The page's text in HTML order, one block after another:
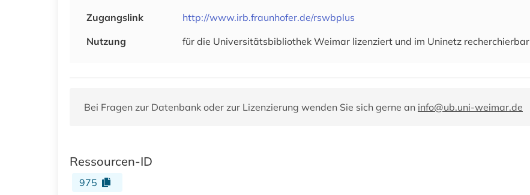
Zugangslink
http://www.irb.fraunhofer.de/rswbplus
Nutzung
für die Universitätsbibliothek Weimar lizenziert und im Uninetz recherchierbar
Bei Fragen zur Datenbank oder zur Lizenzierung wenden Sie sich gerne an info@ub.uni-weimar.de
Ressourcen-ID
975